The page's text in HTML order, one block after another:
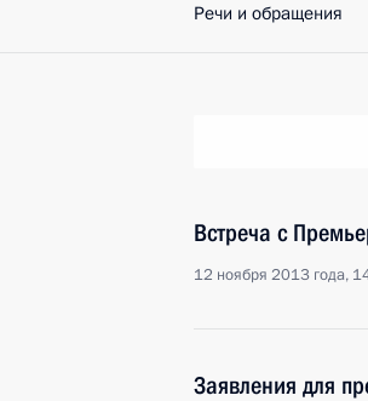
Речи и обращения
Встреча с
12 ноября 2013 года,
Заявления для